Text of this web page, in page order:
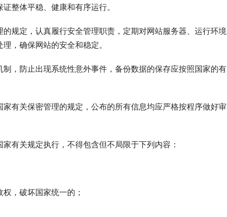
整体平稳、健康和有序运行。
定，认真履行安全管理职责，定期对网站服务器、运行环境
，确保网站的安全和稳定。
防止出现系统性意外事件，备份数据的保存应按照国家的有
关保密管理的规定，公布的所有信息均应严格按程序做好审
关规定执行，不得包含但不局限于下列内容：
，破坏国家统一的；